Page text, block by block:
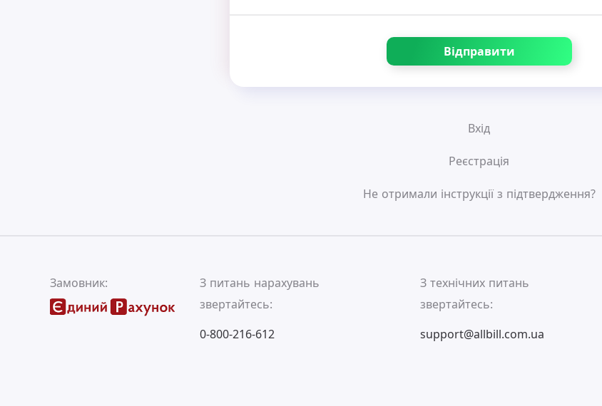
Відправити
Вхід
Реєстрація
Не отримали інструкції з підтвердження?
Замовник:
З питань нарахувань
звертайтесь:
0-800-216-612
З технічних питань
звертайтесь:
support@allbill.com.ua